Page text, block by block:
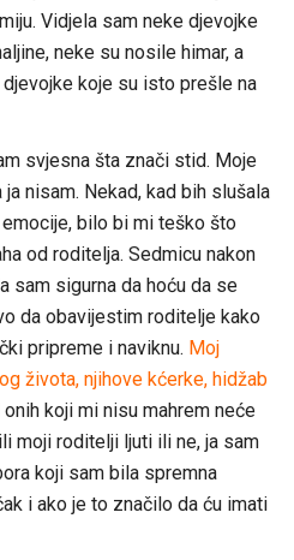
Vidjela sam neke djevojke
neke su nosile himar, a
koje su isto prešle na
svjesna šta znači stid. Moje
nisam. Nekad, kad bih slušala
bilo bi mi teško što
od roditelja. Sedmicu nakon
sam sigurna da hoću da se
da obavijestim roditelje kako
pripreme i naviknu. Moj
života, njihove kćerke, hidžab
koji mi nisu mahrem neće
moji roditelji ljuti ili ne, ja sam
koji sam bila spremna
i ako je to značilo da ću imati